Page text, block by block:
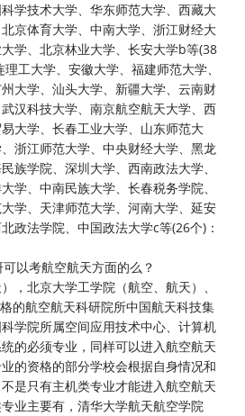
学技术大学、华东师范大学、西藏大
京体育大学、中南大学、浙江财经大
学、北京林业大学、长安大学b等(38
工大学、安徽大学、福建师范大学、
大学、汕头大学、新疆大学、云南财
汉科技大学、南京航空航天大学、西
大学、长春工业大学、山东师范大
浙江师范大学、中央财经大学、黑龙
族学院、深圳大学、西南政法大学、
学、中南民族大学、长春税务学院、
学、天津师范大学、河南大学、延安
政法学院、中国政法大学c等(26个)：
可以考航空航天方面的么？
，北京大学工学院（航空、航天）、
的航空航天科研院所中国航天科技集
学院所属空间应用技术中心、计算机
的必须专业，同样可以进入航空航天
的资格的部分学校会根据自身情况和
是只有主机类专业才能进入航空航天
业主要有，清华大学航天航空学院